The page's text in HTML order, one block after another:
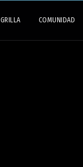
GRILLA COMUNIDAD